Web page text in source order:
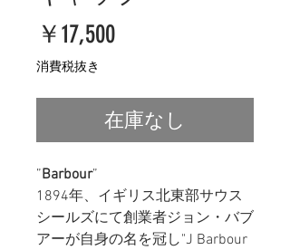
￥17,500価
消費税抜き
在庫なし
”Barbour”
1894年、イギリス北東部サウス
シールズにて創業者ジョン・バブ
アーが自身の名を冠し"J Barbour